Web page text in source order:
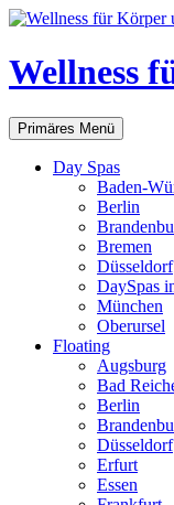
Zum
springen
Wellness
Suchen
Primäres Menü
Day Spas
Baden-
Berlin
Bremen
Düsseldorf
DaySpas
München
Oberursel
Floating
Augsburg
Bad
Berlin
Düsseldorf
Erfurt
Essen